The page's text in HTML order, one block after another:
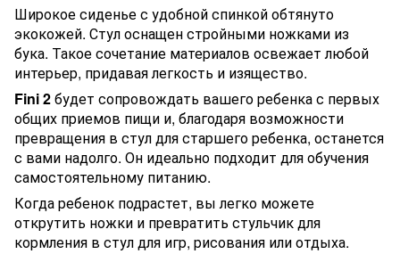
Широкое сиденье с удобной спинкой обтянуто
экокожей. Стул оснащен стройными ножками из
бука. Такое сочетание материалов освежает любой
интерьер, придавая легкость и изящество.
Fini 2будет сопровождать вашего ребенка с первых
общих приемов пищи и, благодаря возможности
превращения в стул для старшего ребенка, останется
с вами надолго. Он идеально подходит для обучения
самостоятельному питанию.
Когда ребенок подрастет, вы легко можете
открутить ножки и превратить стульчик для
кормления в стул для игр, рисования или отдыха.